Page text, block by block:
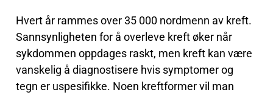
Hvert år rammes over 35 000 nordmenn av kreft.
Sannsynligheten for å overleve kreft øker når
sykdommen oppdages raskt, men kreft kan være
vanskelig å diagnostisere hvis symptomer og
tegn er uspesifikke. Noen kreftformer vil man